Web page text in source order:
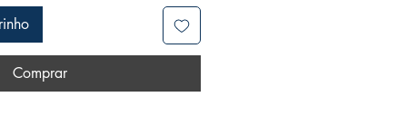
Comprar